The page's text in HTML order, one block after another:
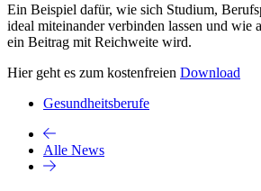
Ein Beispiel dafür, wie sich Studium,
ideal miteinander verbinden lassen und wie
ein Beitrag mit Reichweite wird.
Hier geht es zum kostenfreien Download
Gesundheitsberufe
Alle News